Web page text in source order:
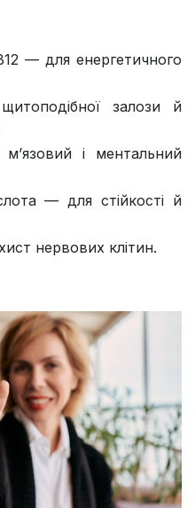
— для енергетичного
залози й
і ментальний
— для стійкості й
нервових клітин.